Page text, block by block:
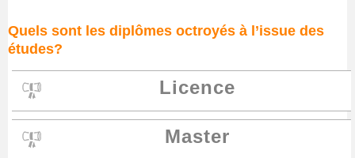
Quels sont les diplômes octroyés à l’issue des
études?
Licence
Master